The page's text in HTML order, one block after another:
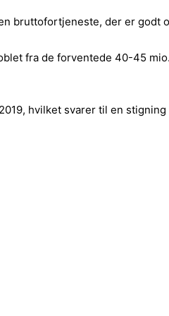
bruttofortjeneste, der er godt
fra de forventede 40-45
hvilket svarer til en